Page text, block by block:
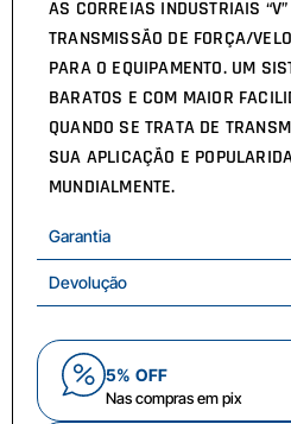
AS CORREIAS INDUSTRIAIS
TRANSMISSÃO DE FORÇA/
PARA O EQUIPAMENTO. UM
BARATOS E COM MAIOR
QUANDO SE TRATA DE
SUA APLICAÇÃO E
MUNDIALMENTE.
Garantia
Devolução
5% OFF
Nas compras em pix